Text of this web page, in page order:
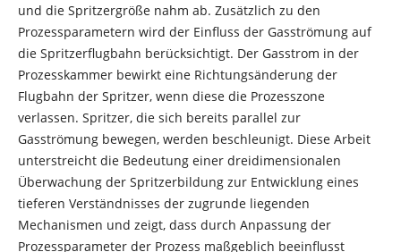
und die Spritzergröße nahm ab. Zusätzlich zu den
Prozessparametern wird der Einfluss der Gasströmung auf
die Spritzerflugbahn berücksichtigt. Der Gasstrom in der
Prozesskammer bewirkt eine Richtungsänderung der
Flugbahn der Spritzer, wenn diese die Prozesszone
verlassen. Spritzer, die sich bereits parallel zur
Gasströmung bewegen, werden beschleunigt. Diese Arbeit
unterstreicht die Bedeutung einer dreidimensionalen
Überwachung der Spritzerbildung zur Entwicklung eines
tieferen Verständnisses der zugrunde liegenden
Mechanismen und zeigt, dass durch Anpassung der
Prozessparameter der Prozess maßgeblich beeinflusst